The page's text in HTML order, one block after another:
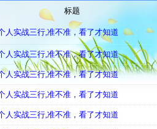
标题
人实战三行,准不准，看了才知道
人实战三行,准不准，看了才知道
人实战三行,准不准，看了才知道
人实战三行,准不准，看了才知道
人实战三行,准不准，看了才知道